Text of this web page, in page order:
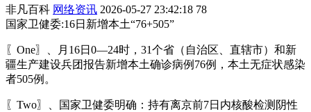
非凡百科 网络资讯 2026-05-27 23:42:18 78
国家卫健委:16日新增本土“76+505”
〖One〗、月16日0—24时，31个省（自治区、直辖市）和新
疆生产建设兵团报告新增本土确诊病例76例，本土无症状感染
者505例。
〖Two〗、国家卫健委明确：持有离京前7日内核酸检测阴性